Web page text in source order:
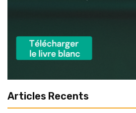
Articles Recents